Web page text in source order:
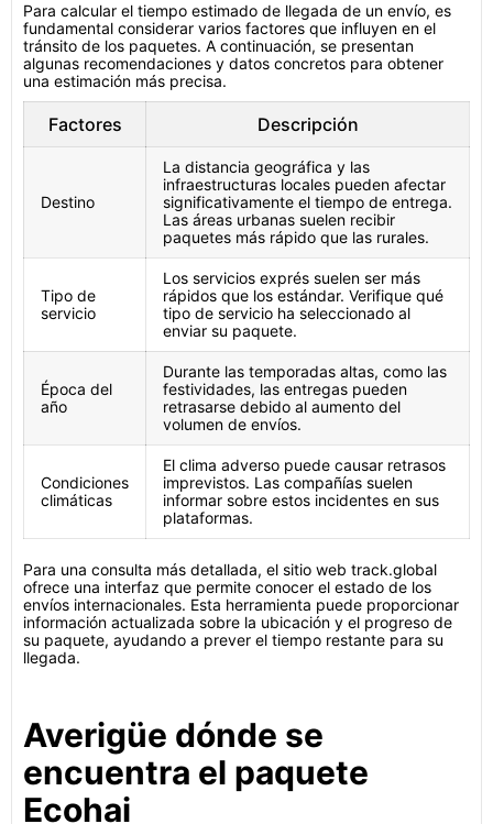
Para calcular el tiempo estimado de llegada de un envío, es
fundamental considerar varios factores que influyen en el
tránsito de los paquetes. A continuación, se presentan
algunas recomendaciones y datos concretos para obtener
una estimación más precisa.
Factores Descripción
Destino
La distancia geográfica y las
infraestructuras locales pueden afectar
significativamente el tiempo de entrega.
Las áreas urbanas suelen recibir
paquetes más rápido que las rurales.
Tipo de
servicio
Los servicios exprés suelen ser más
rápidos que los estándar. Verifique qué
tipo de servicio ha seleccionado al
enviar su paquete.
Época del
año
Durante las temporadas altas, como las
festividades, las entregas pueden
retrasarse debido al aumento del
volumen de envíos.
Condiciones
climáticas
El clima adverso puede causar retrasos
imprevistos. Las compañías suelen
informar sobre estos incidentes en sus
plataformas.
Para una consulta más detallada, el sitio web track.global
ofrece una interfaz que permite conocer el estado de los
envíos internacionales. Esta herramienta puede proporcionar
información actualizada sobre la ubicación y el progreso de
su paquete, ayudando a prever el tiempo restante para su
llegada.
Averigüe dónde se
encuentra el paquete
Ecohai